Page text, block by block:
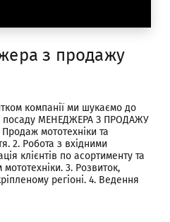
з продажу
компанії ми шукаємо до
посаду МЕНЕДЖЕРА З ПРОДАЖУ
мототехніки та
2. Робота з вхідними
клієнтів по асортименту та
3. Розвиток,
регіоні. 4. Ведення